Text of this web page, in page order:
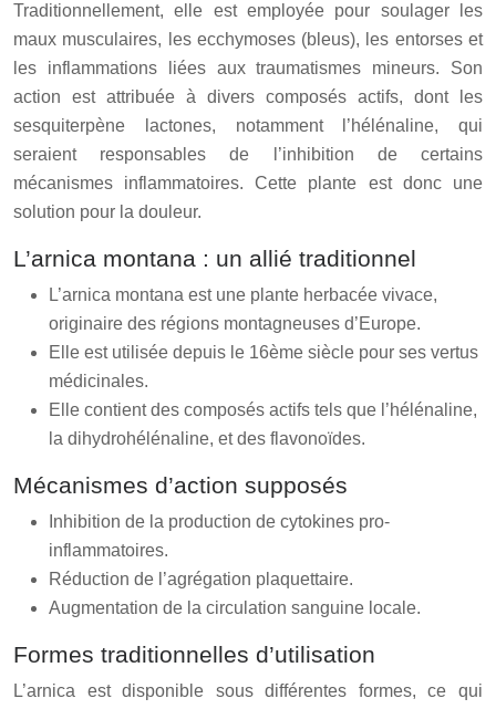
Traditionnellement, elle est employée pour soulager les
maux musculaires, les ecchymoses (bleus), les entorses et
les inflammations liées aux traumatismes mineurs. Son
action est attribuée à divers composés actifs, dont les
sesquiterpène lactones, notamment l’hélénaline, qui
seraient responsables de l’inhibition de certains
mécanismes inflammatoires. Cette plante est donc une
solution pour la douleur.
L’arnica montana : un allié traditionnel
L’arnica montana est une plante herbacée vivace,
originaire des régions montagneuses d’Europe.
Elle est utilisée depuis le 16ème siècle pour ses vertus
médicinales.
Elle contient des composés actifs tels que l’hélénaline,
la dihydrohélénaline, et des flavonoïdes.
Mécanismes d’action supposés
Inhibition de la production de cytokines pro-
inflammatoires.
Réduction de l’agrégation plaquettaire.
Augmentation de la circulation sanguine locale.
Formes traditionnelles d’utilisation
L’arnica est disponible sous différentes formes, ce qui